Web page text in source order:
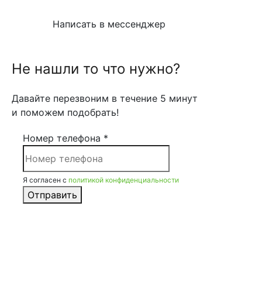
Написать в мессенджер
Не нашли то что нужно?
Давайте перезвоним в течение 5 минут
и поможем подобрать!
Номер телефона *
Я согласен с политикой конфиденциальности
Отправить